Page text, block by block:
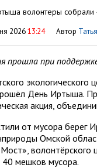
202613:24 Автор
прошла при
День Иртыша.
акция,
от мусора берег
Омской
мешков мусора.